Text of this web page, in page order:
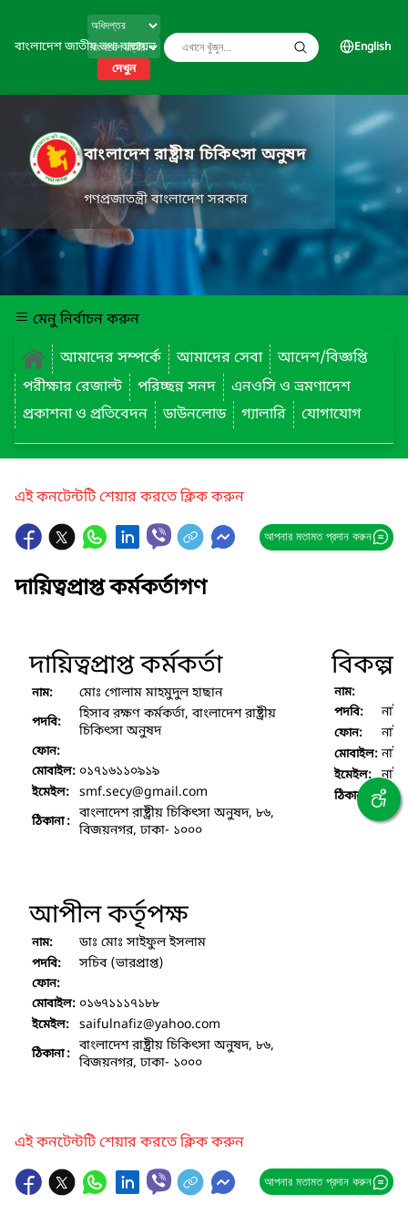
বাংলাদেশ জাতীয় তথ্য বাতায়ন
দেখুন
English
বাংলাদেশ রাষ্ট্রীয় চিকিৎসা অনুষদ
গণপ্রজাতন্ত্রী বাংলাদেশ সরকার
মেনু নির্বাচন করুন
আমাদের সম্পর্কে
আমাদের সেবা
আদেশ/বিজ্ঞপ্তি
পরীক্ষার রেজাল্ট
পরিচ্ছন্ন সনদ
এনওসি ও ভ্রমণাদেশ
প্রকাশনা ও প্রতিবেদন
ডাউনলোড গ্যালারি যোগাযোগ
এই কনটেন্টটি শেয়ার করতে ক্লিক করুন
আপনার মতামত প্রদান করুন
দায়িত্বপ্রাপ্ত কর্মকর্তাগণ
দায়িত্বপ্রাপ্ত কর্মকর্তা
নাম: মোঃ গোলাম মাহমুদুল হাছান
পদবি:
হিসাব রক্ষণ কর্মকর্তা, বাংলাদেশ রাষ্ট্রীয়
চিকিৎসা অনুষদ
ফোন:
মোবাইল: ০১৭১৬১১০৯১৯
ইমেইল: smf.secy@gmail.com
ঠিকানা : বাংলাদেশ রাষ্ট্রীয় চিকিৎসা অনুষদ, ৮৬,
বিজয়নগর, ঢাকা- ১০০০
বিকল্প
নাম:
পদবি:
নাই
ফোন: নাই
মোবাইল: নাই
ইমেইল: নাই
ঠিকানা : নাই
আপীল কর্তৃপক্ষ
নাম: ডাঃ মোঃ সাইফুল ইসলাম
পদবি: সচিব (ভারপ্রাপ্ত)
ফোন:
মোবাইল: ০১৬৭১১১৭১৮৮
ইমেইল: saifulnafiz@yahoo.com
ঠিকানা : বাংলাদেশ রাষ্ট্রীয় চিকিৎসা অনুষদ, ৮৬,
বিজয়নগর, ঢাকা- ১০০০
এই কনটেন্টটি শেয়ার করতে ক্লিক করুন
আপনার মতামত প্রদান করুন